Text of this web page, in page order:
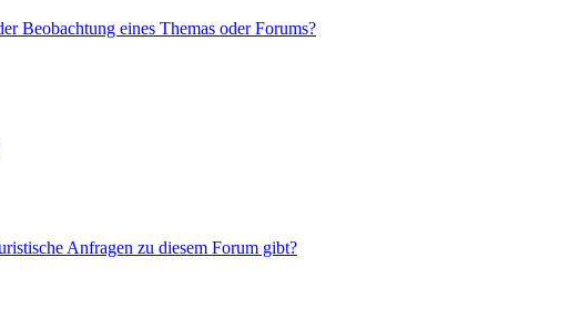
Beobachtung eines Themas oder Forums?
Anfragen zu diesem Forum gibt?